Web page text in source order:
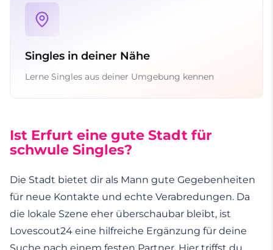
Singles in deiner Nähe
Lerne Singles aus deiner Umgebung kennen
Ist Erfurt eine gute Stadt für
schwule Singles?
Die Stadt bietet dir als Mann gute Gegebenheiten
für neue Kontakte und echte Verabredungen. Da
die lokale Szene eher überschaubar bleibt, ist
Lovescout24 eine hilfreiche Ergänzung für deine